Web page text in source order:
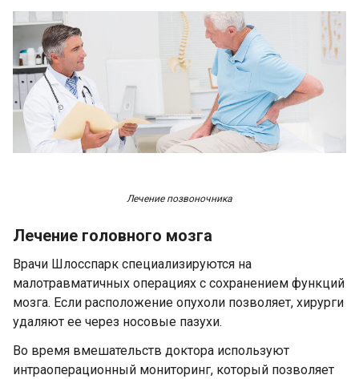
Лечение позвоночника
Лечение головного мозга
Врачи Шлосспарк специализируются на
малотравматичных операциях с сохранением функций
мозга. Если расположение опухоли позволяет, хирурги
удаляют ее через носовые пазухи.
Во время вмешательств доктора используют
интраоперационный мониторинг, который позволяет